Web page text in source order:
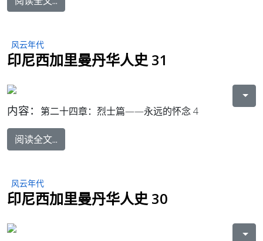
风云年代
印尼西加里曼丹华人史 31
内容： 第二十四章：烈士篇——永远的怀念 4
阅读全文...
风云年代
印尼西加里曼丹华人史 30